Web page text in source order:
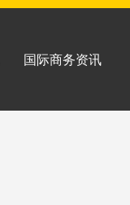
国际商务资讯